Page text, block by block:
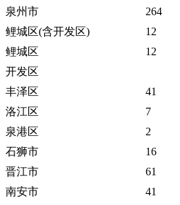
泉州市
264
鲤城区(含开发区)
12
鲤城区
12
开发区
丰泽区
41
洛江区
7
泉港区
2
石狮市
16
晋江市
61
南安市
41